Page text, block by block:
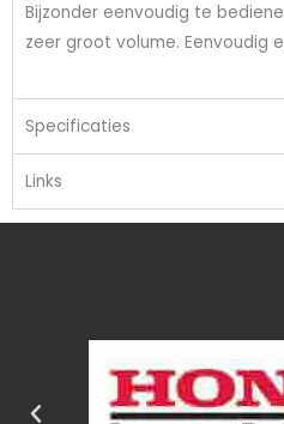
Bijzonder eenvoudig te
zeer groot volume. Eenvoudig
Specificaties
Links